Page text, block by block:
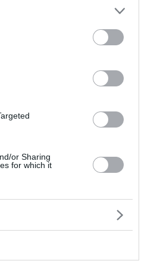
or Sharing
for which it
beteg, de a
barátja is
él, míg Károly
és PR-
ben található Ray Mill
birtokot, nem
menedékként
hanem gyermekei és